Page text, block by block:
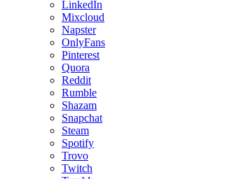
LinkedIn
Mixcloud
Napster
OnlyFans
Pinterest
Quora
Reddit
Rumble
Shazam
Snapchat
Steam
Spotify
Trovo
Twitch